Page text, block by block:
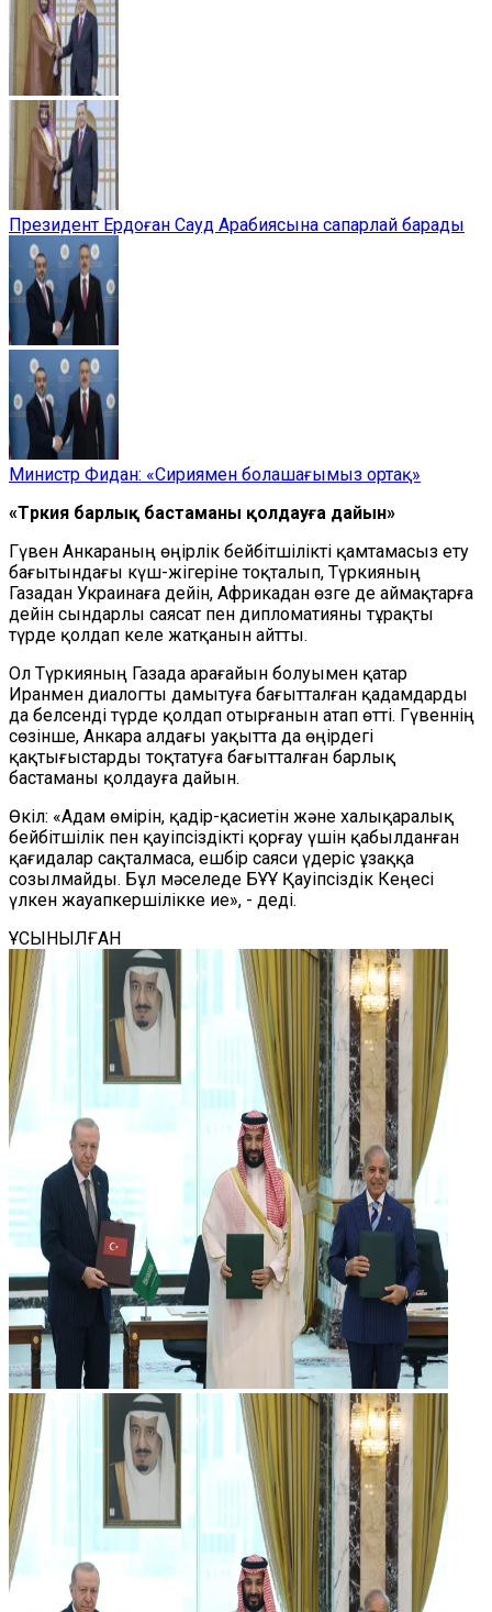
Президент Ердоған Сауд Арабиясына сапарлай барады
Министр Фидан: «Сириямен болашағымыз ортақ»
«Түркия барлық бастаманы қолдауға дайын»
Гүвен Анкараның өңірлік бейбітшілікті қамтамасыз ету
бағытындағы күш-жігеріне тоқталып, Түркияның
Газадан Украинаға дейін, Африкадан өзге де аймақтарға
дейін сындарлы саясат пен дипломатияны тұрақты
түрде қолдап келе жатқанын айтты.
Ол Түркияның Газада арағайын болуымен қатар
Иранмен диалогты дамытуға бағытталған қадамдарды
да белсенді түрде қолдап отырғанын атап өтті. Гүвеннің
сөзінше, Анкара алдағы уақытта да өңірдегі
қақтығыстарды тоқтатуға бағытталған барлық
бастаманы қолдауға дайын.
Өкіл: «Адам өмірін, қадір-қасиетін және халықаралық
бейбітшілік пен қауіпсіздікті қорғау үшін қабылданған
қағидалар сақталмаса, ешбір саяси үдеріс ұзаққа
созылмайды. Бұл мәселеде БҰҰ Қауіпсіздік Кеңесі
үлкен жауапкершілікке ие», - деді.
ҰСЫНЫЛҒАН